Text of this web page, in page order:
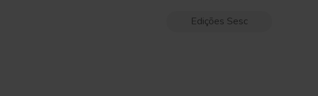
Edições Sesc